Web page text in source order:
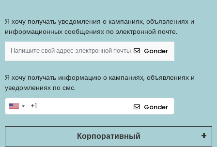
Я хочу получать уведомления о кампаниях, объявлениях и
информационных сообщениях по электронной почте.
Gönder
Я хочу получать информацию о кампаниях, объявлениях и
уведомлениях по смс.
Gönder
Корпоративный